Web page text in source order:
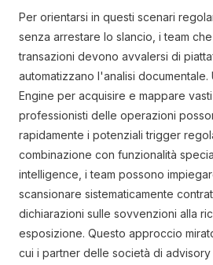
Per orientarsi in questi scenari
senza arrestare lo slancio, i team
transazioni devono avvalersi di
automatizzano l'analisi documentale.
Engine per acquisire e mappare
professionisti delle operazioni
rapidamente i potenziali trigger
combinazione con funzionalità
intelligence, i team possono
scansionare sistematicamente
dichiarazioni sulle sovvenzioni alla
esposizione. Questo approccio
cui i partner delle società di advisory